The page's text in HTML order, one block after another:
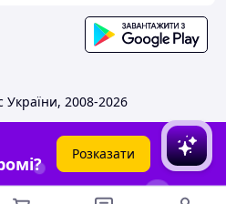
2008-2026
Розказати